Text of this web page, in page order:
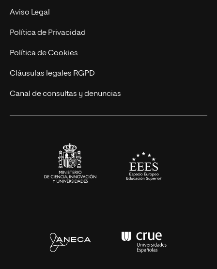
Experto Universitario
Postgrados
Cursos Universitarios
Nuestro Equipo
Trabaja en UNIR
Actualidad
UNIR Revista
Eventos
Aviso Legal
Política de Privacidad
Política de Cookies
Cláusulas legales RGPD
Canal de consultas y denuncias